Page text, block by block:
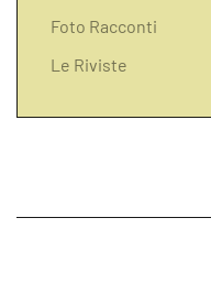
Foto Racconti
Le Riviste